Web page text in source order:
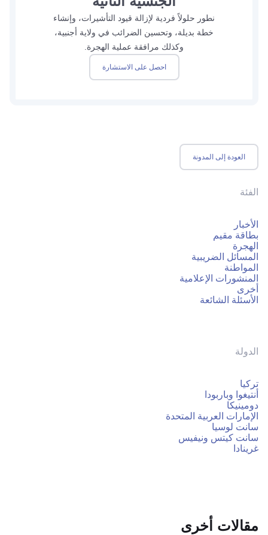
نطور حلولاً فردية لإزالة قيود التأشيرات، وإنشاء
خطة بديلة، وتحسين الضرائب في ولاية أجنبية،
وكذلك مرافقة عملية الهجرة.
احصل على الاستشارة
العودة إلى المدونة
الفئة
الأخبار
بطاقة مقيم
الهجرة
المسائل الضريبية
المواطنة
المنشورات الإعلامية
أخرى
الأسئلة الشائعة
الدولة
تركيا
أنتيغوا وباربودا
دومينيكا
الإمارات العربية المتحدة
سانت لوسيا
سانت كيتس ونيفيس
غرينادا
مقالات أخرى